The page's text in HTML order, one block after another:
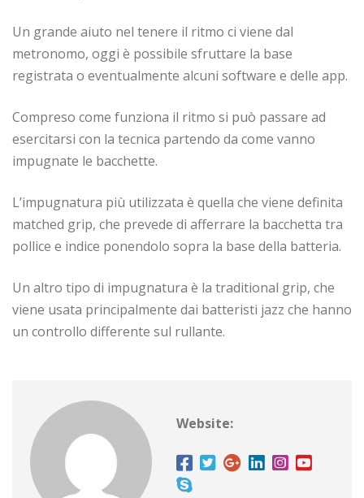
Un grande aiuto nel tenere il ritmo ci viene dal
metronomo, oggi è possibile sfruttare la base
registrata o eventualmente alcuni software e delle app.
Compreso come funziona il ritmo si può passare ad
esercitarsi con la tecnica partendo da come vanno
impugnate le bacchette.
L’impugnatura più utilizzata è quella che viene definita
matched grip, che prevede di afferrare la bacchetta tra
pollice e indice ponendolo sopra la base della batteria.
Un altro tipo di impugnatura è la traditional grip, che
viene usata principalmente dai batteristi jazz che hanno
un controllo differente sul rullante.
Website: